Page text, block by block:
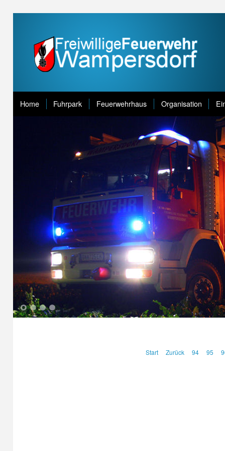
Home Fuhrpark Feuerwehrhaus Organisation
1 2 3 4
Start Zurück 94 95